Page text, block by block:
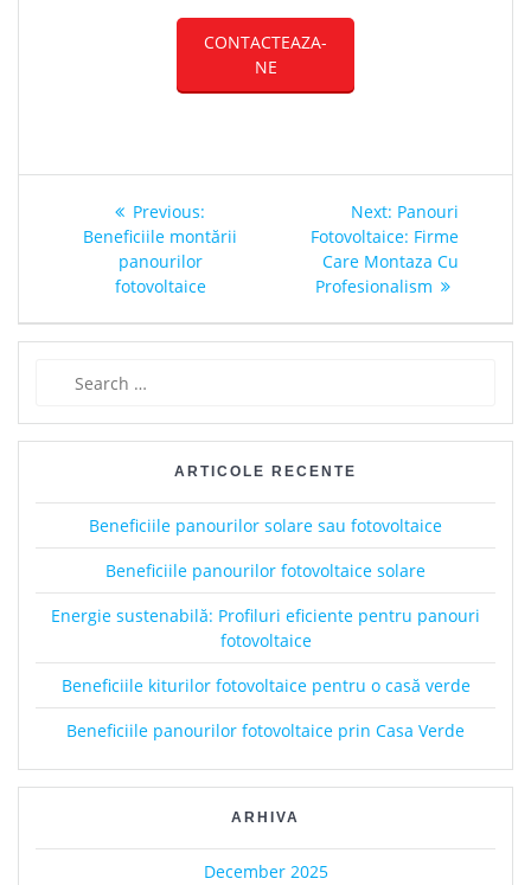
CONTACTEAZA-
NE
navigation
Previous:
post:
Beneficiile montării
panourilor
fotovoltaice
Next: Next
post:
Panouri
Fotovoltaice: Firme
Care Montaza Cu
Profesionalism
ARTICOLE RECENTE
Beneficiile panourilor solare sau fotovoltaice
Beneficiile panourilor fotovoltaice solare
Energie sustenabilă: Profiluri eficiente pentru panouri
fotovoltaice
Beneficiile kiturilor fotovoltaice pentru o casă verde
Beneficiile panourilor fotovoltaice prin Casa Verde
ARHIVA
December 2025